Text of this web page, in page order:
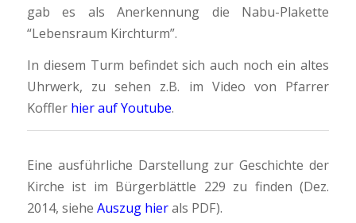
gab es als Anerkennung die Nabu-Plakette
“Lebensraum Kirchturm”.
In diesem Turm befindet sich auch noch ein altes
Uhrwerk, zu sehen z.B. im Video von Pfarrer
Koffler hier auf Youtube.
Eine ausführliche Darstellung zur Geschichte der
Kirche ist im Bürgerblättle 229 zu finden (Dez.
2014, siehe Auszug hierals PDF).